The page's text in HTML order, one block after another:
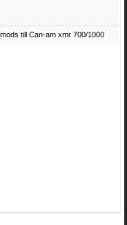
till Can-am xmr 700/1000
betalar bra och du kan nÃ¥ mig
ifall du har en som du vill sÃ¤lja
en Honda TRX 350 FE 2005
Jag betalar bra och du kan nÃÂ¥